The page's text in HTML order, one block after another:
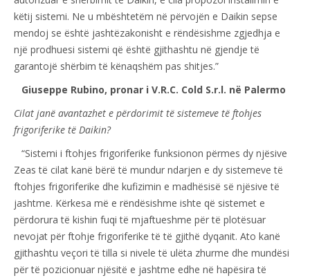
këtij sistemi. Ne u mbështetëm në përvojën e Daikin sepse
mendoj se është jashtëzakonisht e rëndësishme zgjedhja e
një prodhuesi sistemi që është gjithashtu në gjendje të
garantojë shërbim të kënaqshëm pas shitjes.”
Giuseppe Rubino, pronar i V.R.C. Cold S.r.l. në Palermo
Cilat janë avantazhet e përdorimit të sistemeve të ftohjes
frigoriferike të Daikin?
“Sistemi i ftohjes frigoriferike funksionon përmes dy njësive
Zeas të cilat kanë bërë të mundur ndarjen e dy sistemeve të
ftohjes frigoriferike dhe kufizimin e madhësisë së njësive të
jashtme. Kërkesa më e rëndësishme ishte që sistemet e
përdorura të kishin fuqi të mjaftueshme për të plotësuar
nevojat për ftohje frigoriferike të të gjithë dyqanit. Ato kanë
gjithashtu veçori të tilla si nivele të ulëta zhurme dhe mundësi
për të pozicionuar njësitë e jashtme edhe në hapësira të